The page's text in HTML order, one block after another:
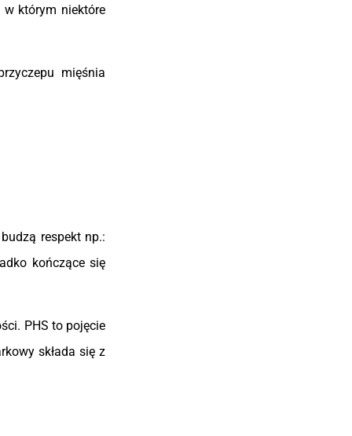
w którym niektóre
mięśnia
respekt np.:
kończące się
PHS to pojęcie
składa się z